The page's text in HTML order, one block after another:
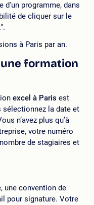
d'un programme, dans
de cliquer sur le
à Paris par an.
formation
excel à Paris est
sélectionnez la date et
n’avez plus qu’à
votre numéro
de stagiaires et
une convention de
pour signature. Votre